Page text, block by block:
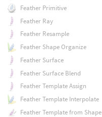
Feather Primitive
Feather Ray
Feather Resample
Feather Shape Organize
Feather Surface
Feather Surface Blend
Feather Template Assign
Feather Template Interpolate
Feather Template from Shape